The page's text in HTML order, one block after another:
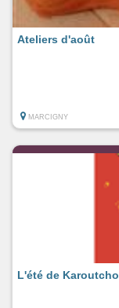
Ateliers d'août
MARCIGNY
L'été de Karoutcho